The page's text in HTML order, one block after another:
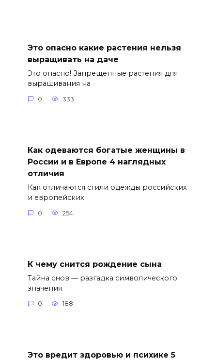
Это опасно какие растения нельзя
выращивать на даче
Это опасно! Запрещенные растения для
выращивания на
0 333
Как одеваются богатые женщины в
России и в Европе 4 наглядных
отличия
Как отличаются стили одежды российских
и европейских
0 254
К чему снится рождение сына
Тайна снов — разгадка символического
значения
0 188
Это вредит здоровью и психике 5